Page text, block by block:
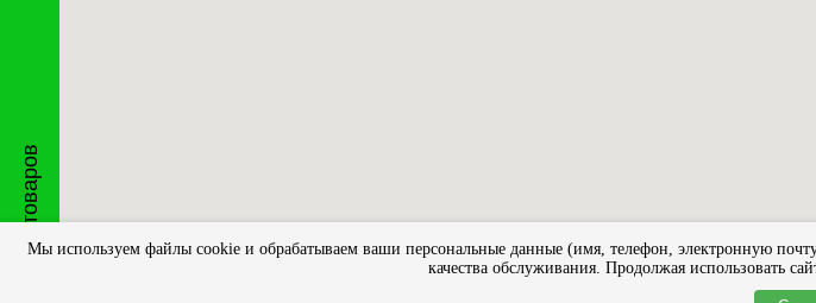
Каталог товаровМы используем файлы cookie и обрабатываем ваши персональные данные (имя, телефон, электронную
качества обслуживания. Продолжая использовать